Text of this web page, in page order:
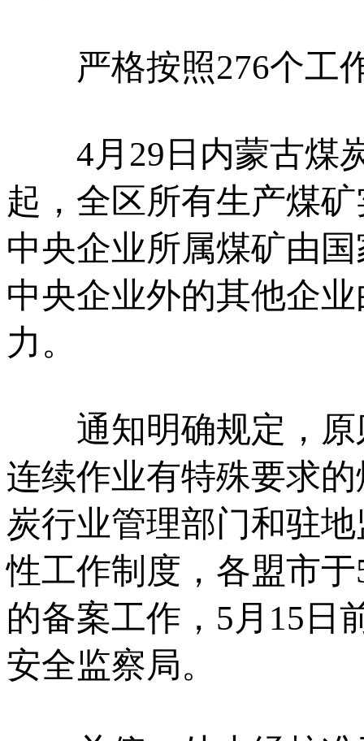
严格按照276个工
4月29日内蒙古煤炭
起，全区所有生产煤
中央企业所属煤矿由
中央企业外的其他企
力。
通知明确规定，原
连续作业有特殊要求
炭行业管理部门和驻
性工作制度，各盟市
的备案工作，5月15日
安全监察局。